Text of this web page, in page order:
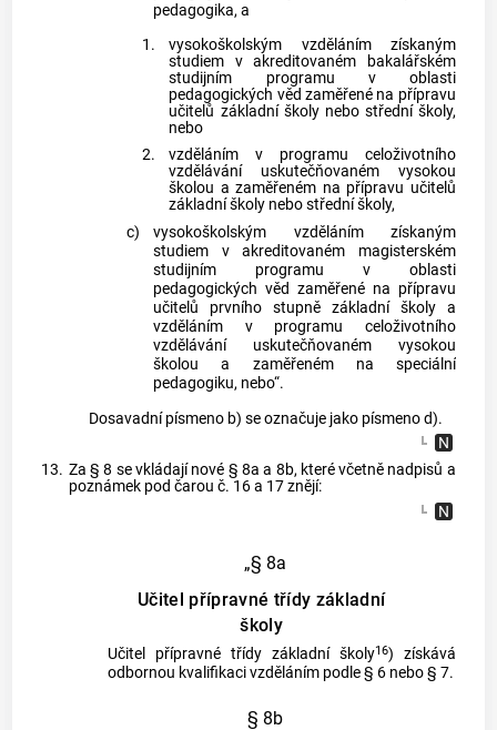
pedagogika, a
1.
vysokoškolským vzděláním získaným
studiem v akreditovaném bakalářském
studijním programu v oblasti
pedagogických věd zaměřené na přípravu
učitelů základní školy nebo střední školy,
nebo
2.
vzděláním v programu celoživotního
vzdělávání uskutečňovaném vysokou
školou a zaměřeném na přípravu učitelů
základní školy nebo střední školy,
c)
vysokoškolským vzděláním získaným
studiem v akreditovaném magisterském
studijním programu v oblasti
pedagogických věd zaměřené na přípravu
učitelů prvního stupně základní školy a
vzděláním v programu celoživotního
vzdělávání uskutečňovaném vysokou
školou a zaměřeném na speciální
pedagogiku, nebo“.
Dosavadní písmeno b) se označuje jako písmeno d).
13. Za § 8 se vkládají nové § 8a a 8b, které včetně nadpisů a
poznámek pod čarou č. 16 a 17 znějí:
„§ 8a
Učitel přípravné třídy základní
školy
Učitel přípravné třídy základní školy16) získává
odbornou kvalifikaci vzděláním podle § 6 nebo § 7.
§ 8b